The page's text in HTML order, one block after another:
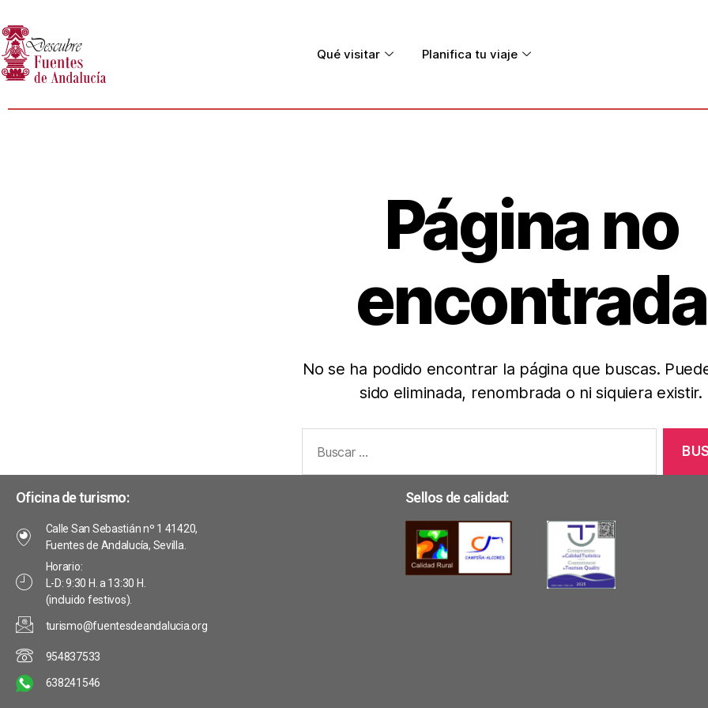
Qué visitar Planifica tu viaje
Página no
encontrada
No se ha podido encontrar la página que buscas.
sido eliminada, renombrada o ni siquiera existir.
Oficina de turismo:
Calle San Sebastián nº 1 41420,
Fuentes de Andalucía, Sevilla.
Horario:
L-D: 9:30 H. a 13:30 H.
(incluido festivos).
turismo@fuentesdeandalucia.org
954837533
638241546
Sellos de calidad: